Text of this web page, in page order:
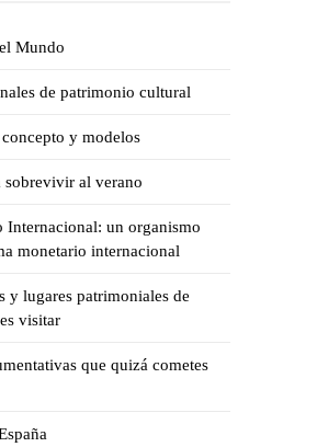
Mundo
de patrimonio cultural
y modelos
sobrevivir al verano
Internacional: un organismo
monetario internacional
y lugares patrimoniales de
visitar
que quizá cometes